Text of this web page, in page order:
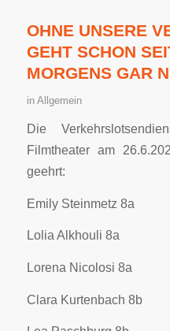
OHNE UNSERE
GEHT SCHON
MORGENS GAR
in Allgemein
Die
Filmtheater am
geehrt:
Emily Steinmetz 8a
Lolia Alkhouli 8a
Lorena Nicolosi 8a
Clara Kurtenbach 8b